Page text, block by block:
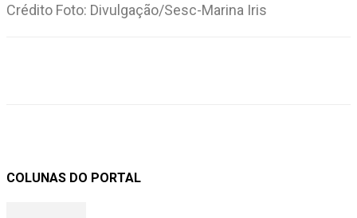
Crédito Foto: Divulgação/Sesc-Marina Iris
COLUNAS DO PORTAL